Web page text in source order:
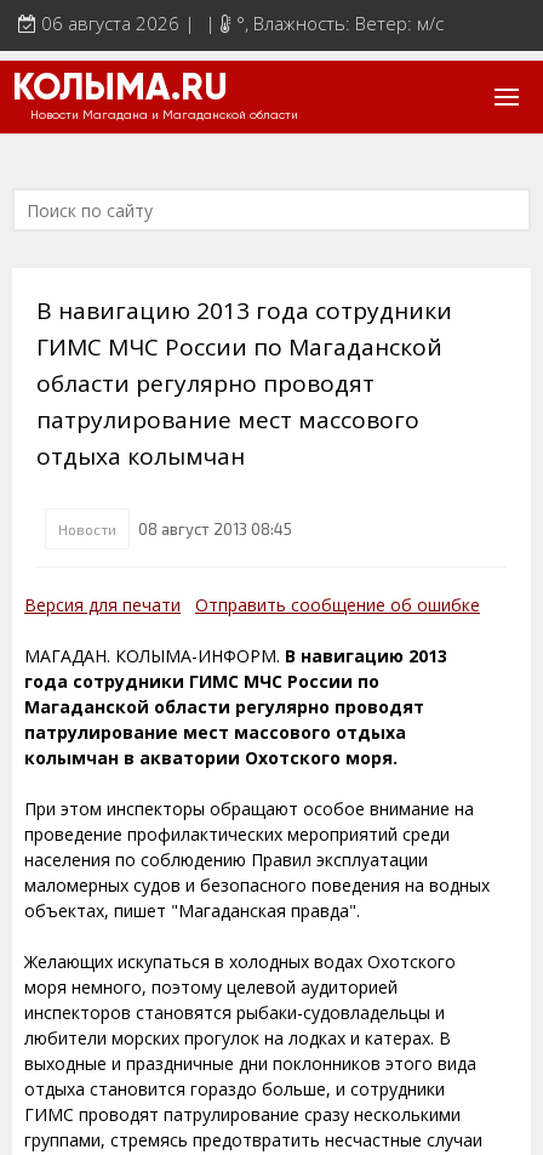
06 августа 2026 | | °, Влажность: Ветер: м/с
КОЛЫМА.RU
Новости Магадана и Магаданской области
В навигацию 2013 года сотрудники
ГИМС МЧС России по Магаданской
области регулярно проводят
патрулирование мест массового
отдыха колымчан
Новости 08 август 2013 08:45
Версия для печати Отправить сообщение об ошибке
МАГАДАН. КОЛЫМА-ИНФОРМ. В навигацию 2013
года сотрудники ГИМС МЧС России по
Магаданской области регулярно проводят
патрулирование мест массового отдыха
колымчан в акватории Охотского моря.
При этом инспекторы обращают особое внимание на
проведение профилактических мероприятий среди
населения по соблюдению Правил эксплуатации
маломерных судов и безопасного поведения на водных
объектах, пишет "Магаданская правда".
Желающих искупаться в холодных водах Охотского
моря немного, поэтому целевой аудиторией
инспекторов становятся рыбаки-судовладельцы и
любители морских прогулок на лодках и катерах. В
выходные и праздничные дни поклонников этого вида
отдыха становится гораздо больше, и сотрудники
ГИМС проводят патрулирование сразу несколькими
группами, стремясь предотвратить несчастные случаи